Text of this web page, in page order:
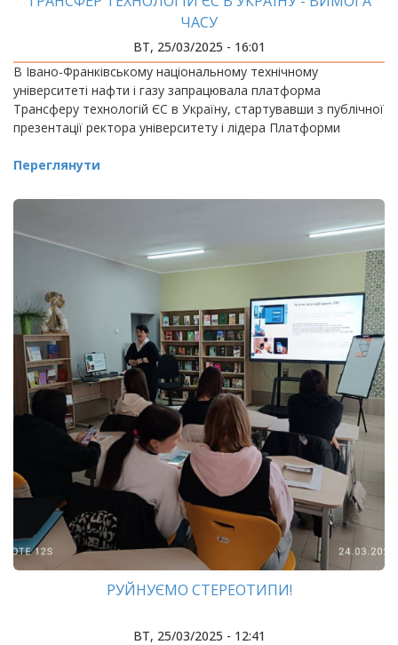
ЧАСУ
ВТ, 25/03/2025 - 16:01
В Івано-Франківському національному технічному
університеті нафти і газу запрацювала платформа
Трансферу технологій ЄС в Україну, стартувавши з публічної
презентації ректора університету і лідера Платформи
Переглянути
РУЙНУЄМО СТЕРЕОТИПИ!
ВТ, 25/03/2025 - 12:41